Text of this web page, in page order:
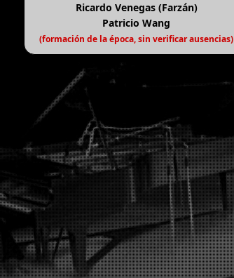
Ricardo Venegas (Farzán)
Patricio Wang
(formación de la época, sin verificar ausencias)